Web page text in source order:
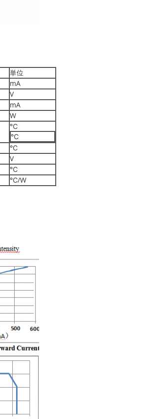
単位
mA
V
mA
W
℃
℃
℃
V
℃
℃/W